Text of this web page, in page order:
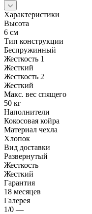
Характеристики
Высота
6 см
Тип конструкции
Беспружинный
Жесткость 1
Жесткий
Жесткость 2
Жесткий
Макс. вес спящего
50 кг
Наполнители
Кокосовая койра
Материал чехла
Хлопок
Вид доставки
Развернутый
Жесткость
Жесткий
Гарантия
18 месяцев
Галерея
1/0 —